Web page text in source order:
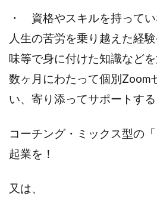
・ 資格やスキルを持ってい
人生の苦労を乗り越えた経
味等で身に付けた知識など
数ヶ月にわたって個別Zoom
い、寄り添ってサポートする
コーチング・ミックス型の
起業を！
又は、